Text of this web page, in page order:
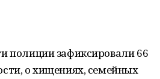
полиции зафиксировали 66
о хищениях, семейных